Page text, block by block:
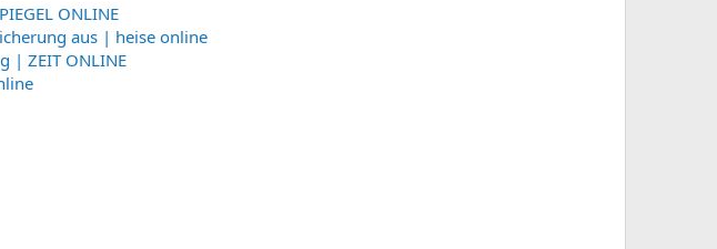
ONLINE
aus | heise online
| ZEIT ONLINE